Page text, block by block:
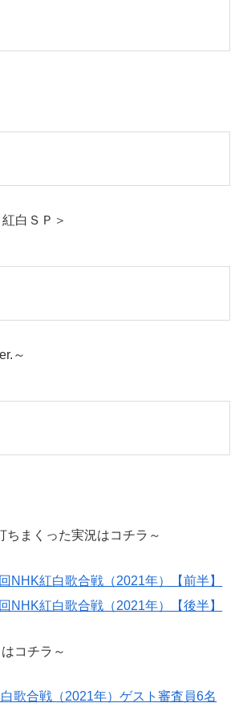
白ＳＰ＞
～
ちまくった実況はコチラ～
NHK紅白歌合戦（2021年）【前半】
NHK紅白歌合戦（2021年）【後半】
コチラ～
歌合戦（2021年）ゲスト審査員6名